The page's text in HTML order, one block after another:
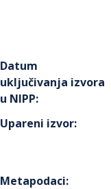
Datum
uključivanja izvora
u NIPP:
Upareni izvor:
Metapodaci: